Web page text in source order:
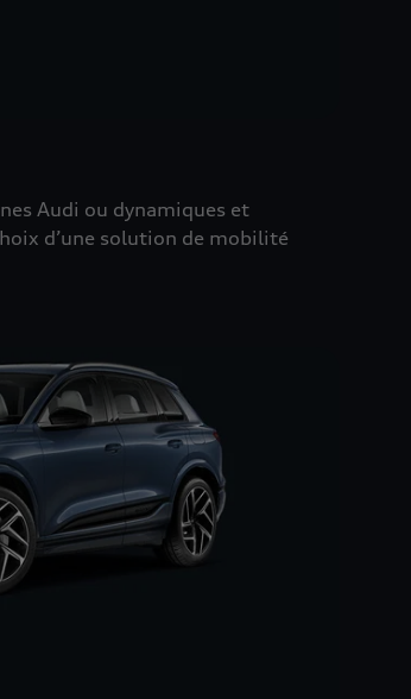
Audi ou dynamiques et
d’une solution de mobilité